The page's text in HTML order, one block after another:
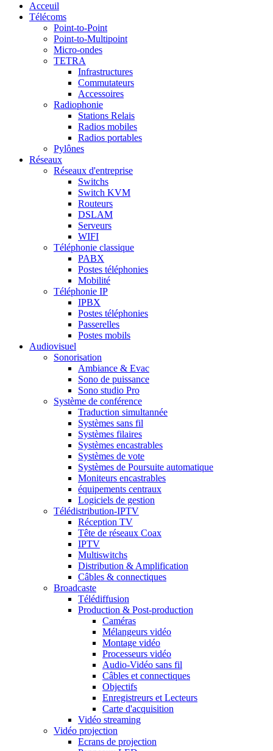
Acceuil
Télécoms
Point-to-Point
Point-to-Multipoint
Micro-ondes
TETRA
Infrastructures
Commutateurs
Accessoires
Radiophonie
Stations Relais
Radios mobiles
Radios portables
Pylônes
Réseaux
Réseaux d'entreprise
Switchs
Switch KVM
Routeurs
DSLAM
Serveurs
WIFI
Téléphonie classique
PABX
Postes téléphonies
Mobilité
Téléphonie IP
IPBX
Postes téléphonies
Passerelles
Postes mobils
Audiovisuel
Sonorisation
Ambiance & Evac
Sono de puissance
Sono studio Pro
Système de conférence
Traduction simultannée
Systèmes sans fil
Systèmes filaires
Systèmes encastrables
Systèmes de vote
Systèmes de Poursuite automatique
Moniteurs encastrables
équipements centraux
Logiciels de gestion
Télédistribution-IPTV
Réception TV
Tête de réseaux Coax
IPTV
Multiswitchs
Distribution & Amplification
Câbles & connectiques
Broadcaste
Télédiffusion
Production & Post-production
Caméras
Mélangeurs vidéo
Montage vidéo
Processeurs vidéo
Audio-Vidéo sans fil
Câbles et connectiques
Objectifs
Enregistreurs et Lecteurs
Carte d'acquisition
Vidéo streaming
Vidéo projection
Ecrans de projection